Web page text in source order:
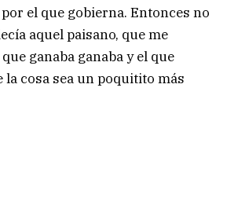
el que gobierna. Entonces no
aquel paisano, que me
ganaba ganaba y el que
la cosa sea un poquitito más